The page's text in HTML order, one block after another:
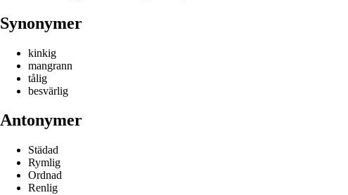
Synonymer
kinkig
mangrann
tålig
besvärlig
Antonymer
Städad
Rymlig
Ordnad
Renlig